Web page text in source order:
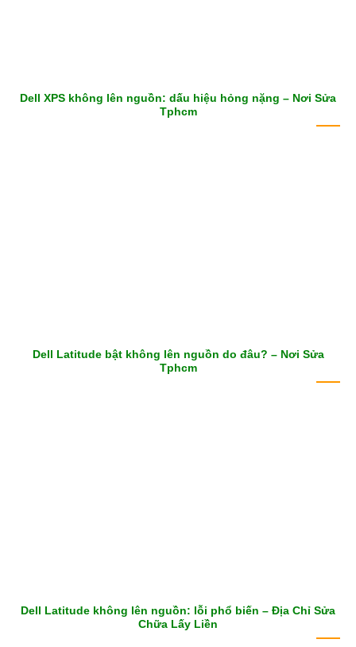
Dell XPS không lên nguồn: dấu hiệu hỏng nặng – Nơi Sửa
Tphcm
Dell Latitude bật không lên nguồn do đâu? – Nơi Sửa
Tphcm
Dell Latitude không lên nguồn: lỗi phổ biến – Địa Chỉ Sửa
Chữa Lấy Liền